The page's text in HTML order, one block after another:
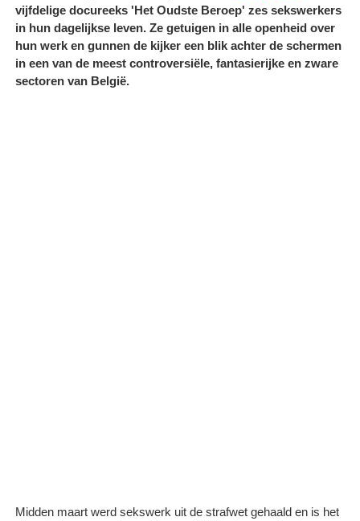
vijfdelige docureeks 'Het Oudste Beroep' zes sekswerkers
in hun dagelijkse leven. Ze getuigen in alle openheid over
hun werk en gunnen de kijker een blik achter de schermen
in een van de meest controversiële, fantasierijke en zware
sectoren van België.
Midden maart werd sekswerk uit de strafwet gehaald en is het